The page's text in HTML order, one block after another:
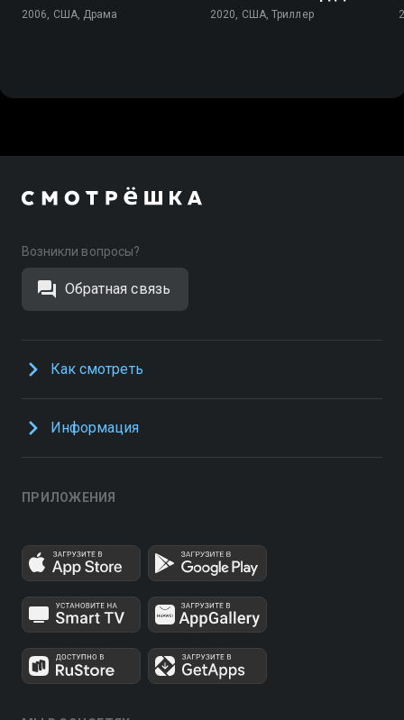
2006, США, Драма 2020, США, Триллер
Возникли вопросы?
Обратная связь
Как смотреть
Информация
ПРИЛОЖЕНИЯ